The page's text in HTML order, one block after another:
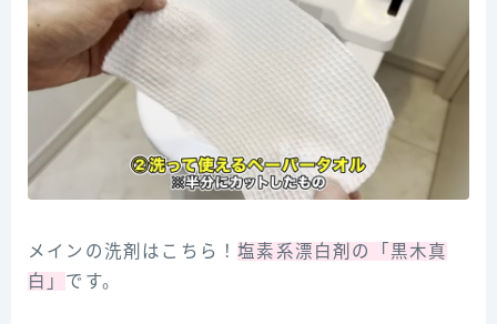
メインの洗剤はこちら！塩素系漂白剤の「黒木真
白」 です。